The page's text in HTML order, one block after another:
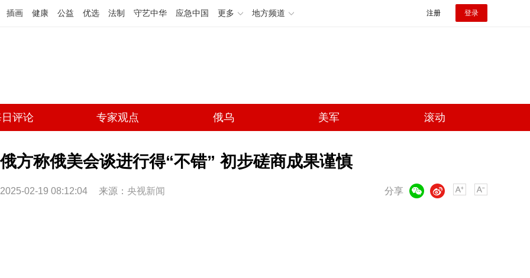
插画 健康 公益 优选 法制 守艺中华 应急中国 更多 地方频道 注册 登录
评论 专家观点 俄乌 美军 滚动
俄方称俄美会谈进行得“不错” 初步磋商成果谨慎
2025-02-19 08:12:04 来源： 央视新闻 分享
微博